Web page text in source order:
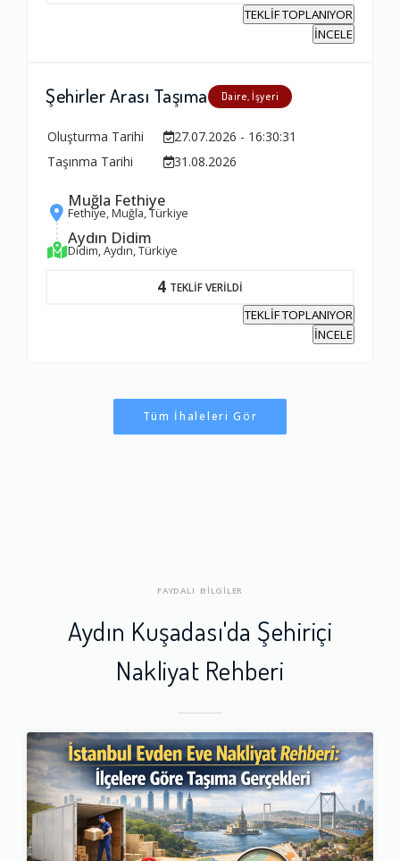
TEKLİF TOPLANIYOR
İNCELE
Şehirler Arası Taşıma Daire, İşyeri
Oluşturma Tarihi
27.07.2026 - 16:30:31
Taşınma Tarihi
31.08.2026
Muğla Fethiye
Fethiye, Muğla, Türkiye
Aydın Didim
Didim, Aydın, Türkiye
4 TEKLİF VERİLDİ
TEKLİF TOPLANIYOR
İNCELE
Tüm İhaleleri Gör
FAYDALI BİLGİLER
Aydın Kuşadası'da Şehiriçi
Nakliyat Rehberi